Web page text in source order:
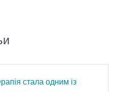
стала одним із